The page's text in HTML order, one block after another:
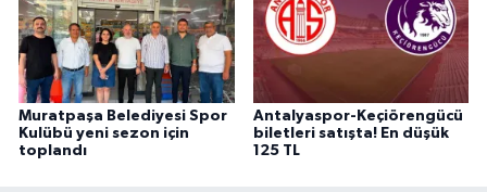
Muratpaşa Belediyesi Spor
Kulübü yeni sezon için
toplandı
Antalyaspor-Keçiörengücü
biletleri satışta! En düşük
125 TL